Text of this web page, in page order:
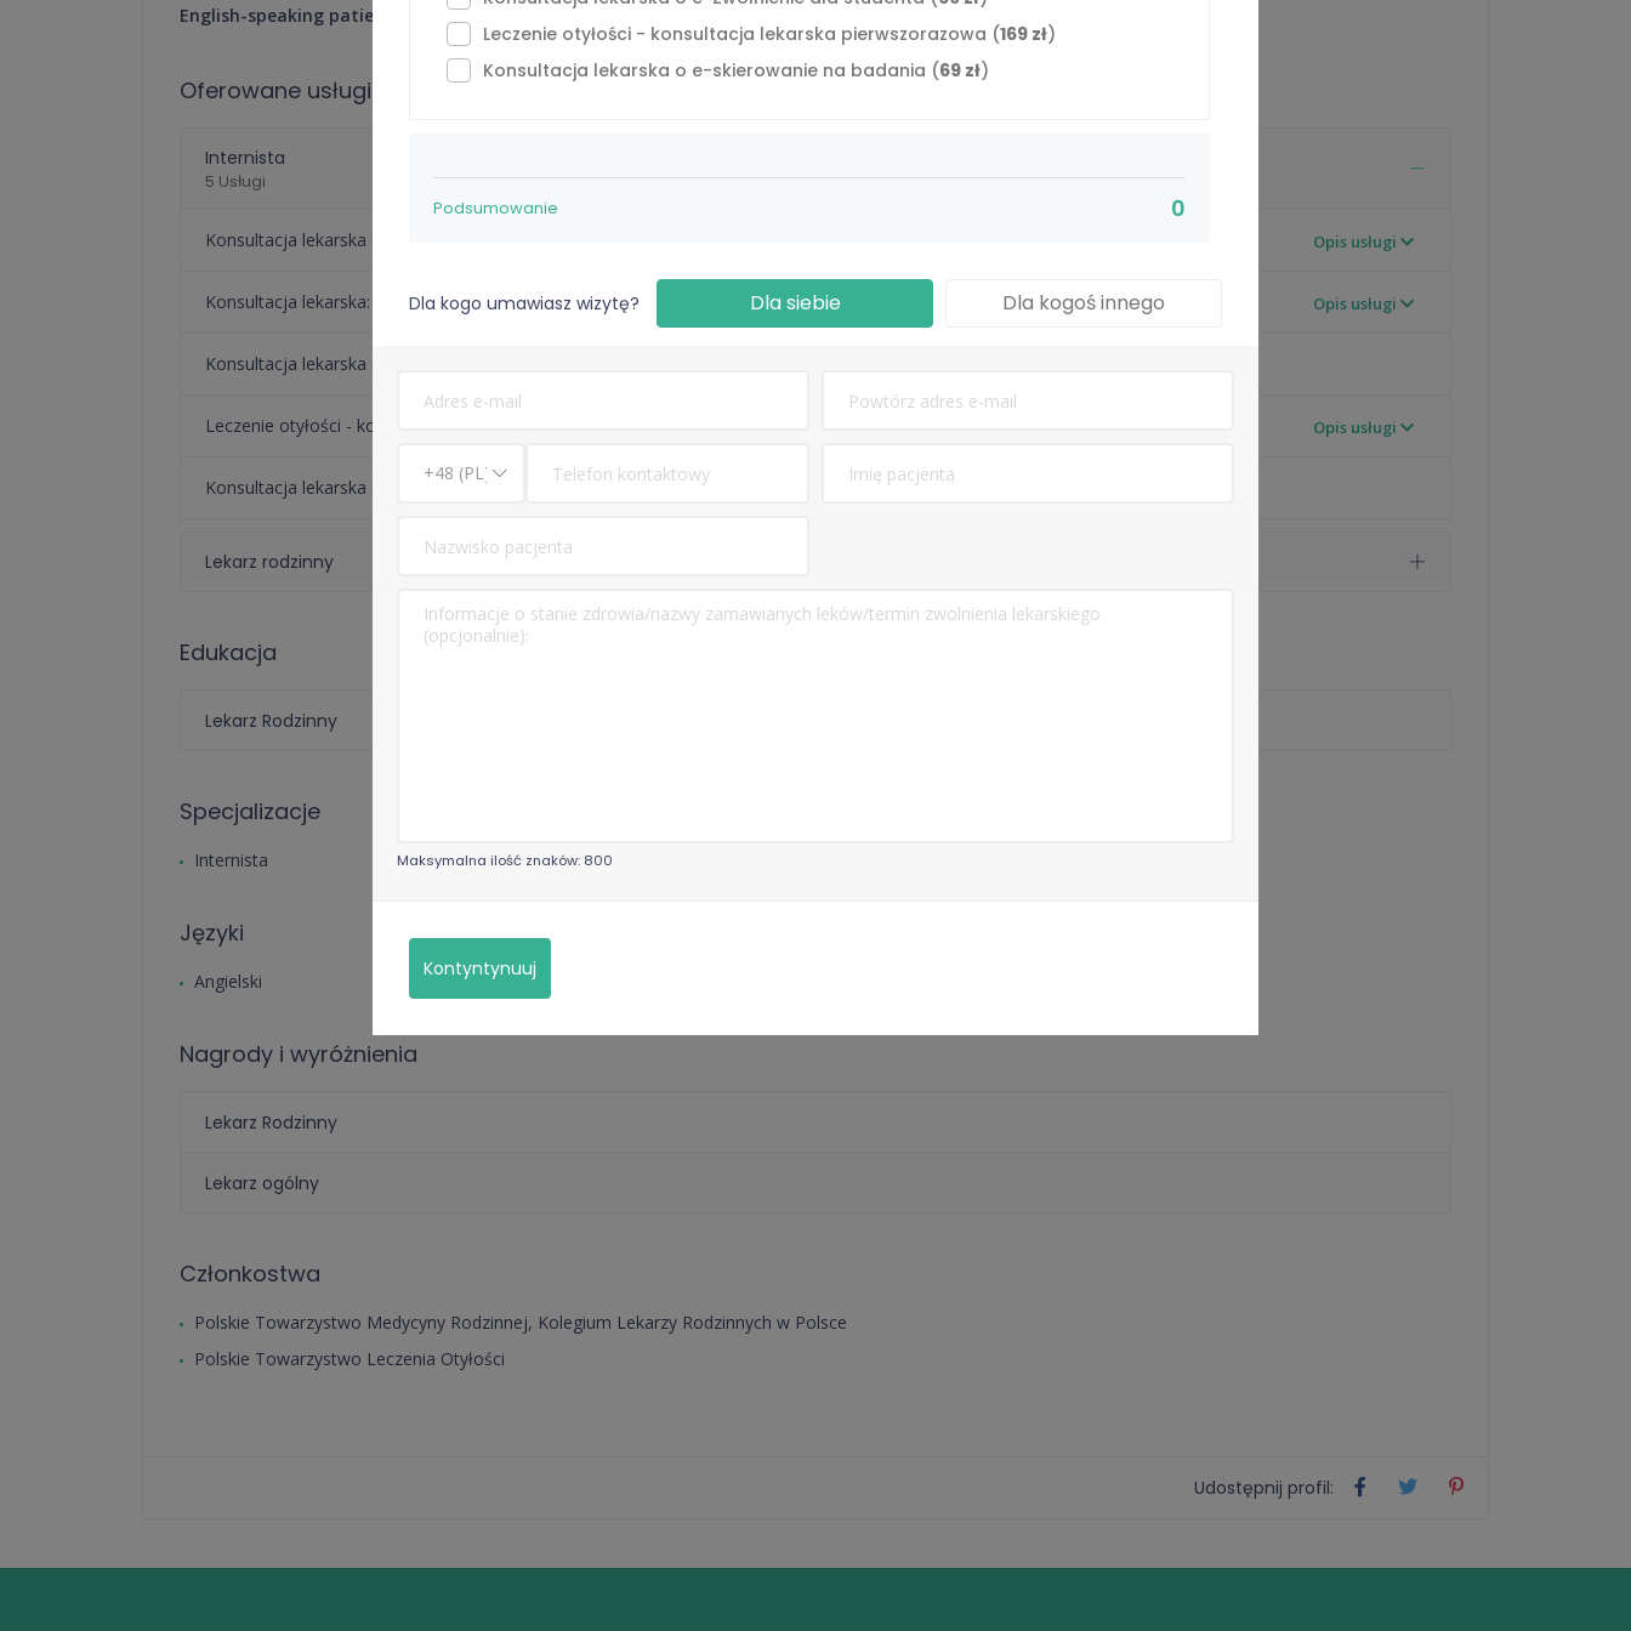
English-speaking patients are welcome.
Oferowane usługi
Internista
5 Usługi
Konsultacja lekarska o e-Receptę - Opis usługi
⁠Konsultacja lekarska: kontynuacja antykoncepcji -59 zł Opis usługi
Konsultacja lekarska o e-Zwolnienie dla studenta -
Leczenie otyłości - konsultacja lekarska pierwszorazowa - Opis usługi
Konsultacja lekarska o e-skierowanie na badania -69 zł
Lekarz rodzinny
Edukacja
Lekarz Rodzinny
Specjalizacje
Internista
Języki
Angielski
Nagrody i wyróżnienia
Lekarz Rodzinny
Lekarz ogólny
Członkostwa
Polskie Towarzystwo Medycyny Rodzinnej, Kolegium Lekarzy Rodzinnych w Polsce
Polskie Towarzystwo Leczenia Otyłości
Udostępnij profil:
Leczenie otyłości - konsultacja lekarska pierwszorazowa (169 zł)
Konsultacja lekarska o e-skierowanie na badania (69 zł)
Podsumowanie 0
Dla kogo umawiasz wizytę? Dla siebie Dla kogoś innego
Maksymalna ilość znaków: 800
Kontyntynuuj